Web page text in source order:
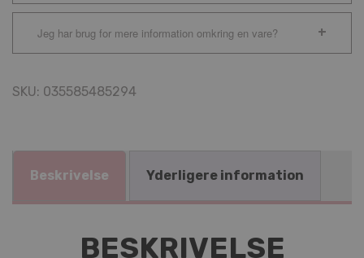
Jeg har brug for mere information omkring en vare?
SKU: 035585485294
Beskrivelse Yderligere information
BESKRIVELSE